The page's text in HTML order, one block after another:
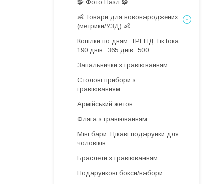
🧩 Фото Пазл 🧩
👶 Товари для новонароджених
(метрики/УЗД) 👶
Копілки по дням. ТРЕНД ТікТока
190 днів.. 365 днів...500..
Запальнички з гравіюванням
Столові прибори з
гравіюванням
Армійський жетон
Фляга з гравіюванням
Міні бари. Цікаві подарунки для
чоловіків
Браслети з гравіюванням
Подарункові бокси/набори